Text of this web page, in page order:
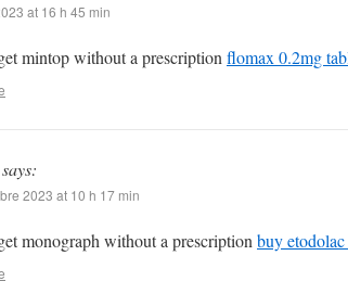
at 16 h 45 min
mintop without a prescription flomax 0.2mg
says:
2023 at 10 h 17 min
monograph without a prescription buy